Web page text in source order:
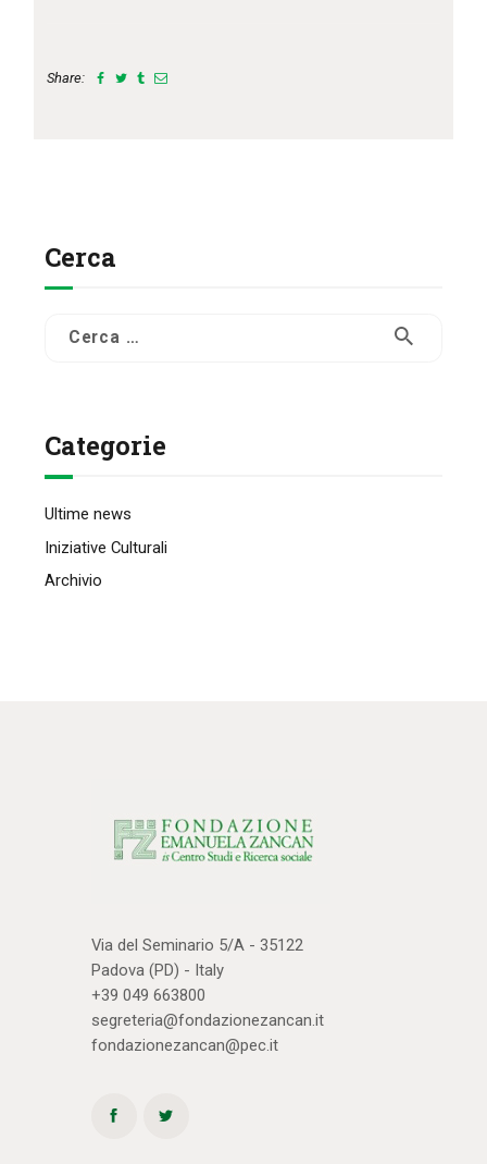
Share:
Cerca
Ricerca
Categorie
Ultime news
Iniziative Culturali
Archivio
Via del Seminario 5/A - 35122
Padova (PD) - Italy
+39 049 663800
segreteria@fondazionezancan.it
fondazionezancan@pec.it